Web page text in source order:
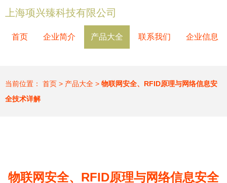
上海项兴臻科技有限公司
首页 企业简介 产品大全 联系我们 企业信息
当前位置： 首页 > 产品大全 > 物联网安全、RFID原理与网络信息安
全技术详解
物联网安全、RFID原理与网络信息安全